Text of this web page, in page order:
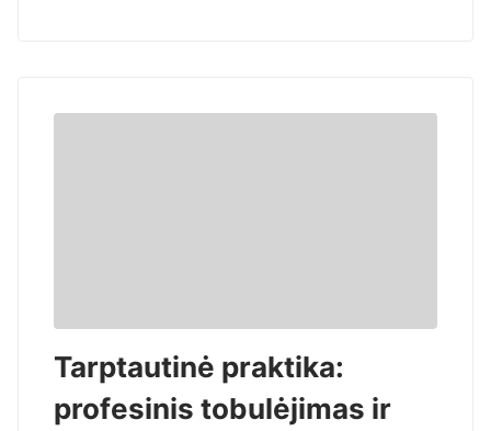
Tarptautinė praktika:
profesinis tobulėjimas ir